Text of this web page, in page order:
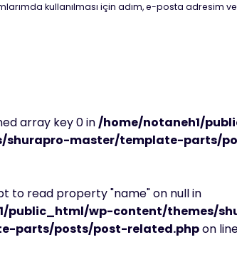
kullanılması için adım, e-posta adresim
array key 0 in/home/notaneh1/
shurapro-master/template-parts/
to read property "name" on null in
public_html/wp-content/themes/
parts/posts/post-related.phpon